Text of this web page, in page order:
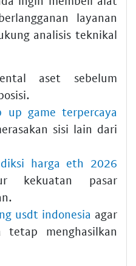
layanan
analisis teknikal
aset sebelum
up game terpercaya
sisi lain dari
harga eth 2026
kekuatan pasar
usdt indonesia agar
menghasilkan